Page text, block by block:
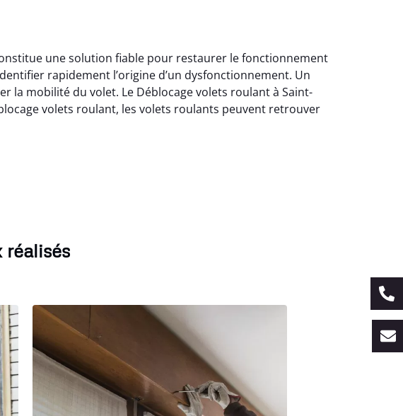
une solution fiable pour restaurer le fonctionnement
rapidement l’origine d’un dysfonctionnement. Un
la mobilité du volet. Le Déblocage volets roulant à Saint-
volets roulant, les volets roulants peuvent retrouver
réalisés